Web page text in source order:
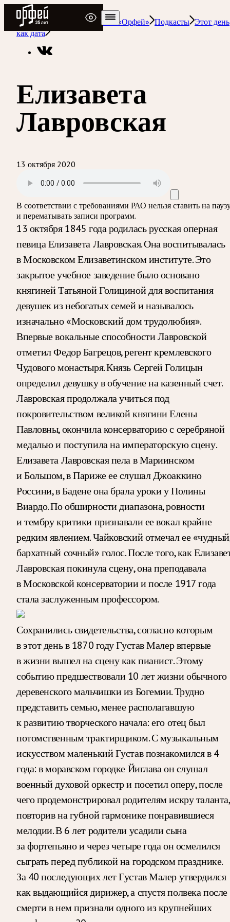
Радио Орфей
Радио классической музыки «Орфей» Подкасты Этот день
как дата
Елизавета
Лавровская
13 октября 2020
В соответствии с требованиями РАО нельзя ставить на
и перематывать записи программ.
13 октября 1845 года родилась русская оперная
певица Елизавета Лавровская. Она воспитывалась
в Московском Елизаветинском институте. Это
закрытое учебное заведение было основано
княгиней Татьяной Голициной для воспитания
девушек из небогатых семей и называлось
изначально «Московский дом трудолюбия».
Впервые вокальные способности Лавровской
отметил Федор Багрецов, регент кремлевского
Чудового монастыря. Князь Сергей Голицын
определил девушку в обучение на казенный счет.
Лавровская продолжала учиться под
покровительством великой княгини Елены
Павловны, окончила консерваторию с серебряной
медалью и поступила на императорскую сцену.
Елизавета Лавровская пела в Мариинском
и Большом, в Париже ее слушал Джоаккино
Россини, в Бадене она брала уроки у Полины
Виардо. По обширности диапазона, ровности
и тембру критики признавали ее вокал крайне
редким явлением. Чайковский отмечал ее
бархатный сочный» голос. После того, как
Лавровская покинула сцену, она преподавала
в Московской консерватории и после 1917 года
стала заслуженным профессором.
Сохранились свидетельства, согласно которым
в этот день в 1870 году Густав Малер впервые
в жизни вышел на сцену как пианист. Этому
событию предшествовали 10 лет жизни обычного
деревенского мальчишки из Богемии. Трудно
представить семью, менее располагавшую
к развитию творческого начала: его отец был
потомственным трактирщиком. С музыкальным
искусством маленький Густав познакомился в 4
года: в моравском городке Йиглава он слушал
военный духовой оркестр и посетил оперу, после
чего продемонстрировал родителям искру таланта,
повторив на губной гармонике понравившиеся
мелодии. В 6 лет родители усадили сына
за фортепьяно и через четыре года он осмелился
сыграть перед публикой на городском празднике.
За 40 последующих лет Густав Малер утвердился
как выдающийся дирижер, а спустя полвека после
смерти в нем признали одного из крупнейших